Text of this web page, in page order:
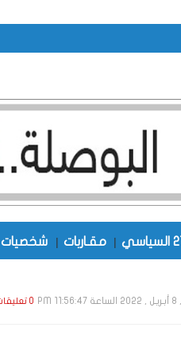
| مقـاربات | شخصيات
0 تعليقات